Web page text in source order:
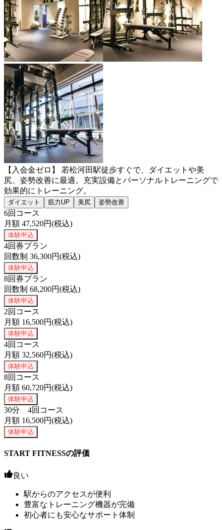
【入会金ゼロ】 若松河田駅徒歩すぐで、ダイエットや美
尻、姿勢改善に最適。充実設備とパーソナルトレーニングで
効果的にトレーニング。
ダイエット 筋力UP 美尻 姿勢改善
6回コース
月額 47,520円(税込)
体験申込
4回券プラン
回数制 36,300円(税込)
体験申込
8回券プラン
回数制 68,200円(税込)
体験申込
2回コース
月額 16,500円(税込)
体験申込
4回コース
月額 32,560円(税込)
体験申込
8回コース
月額 60,720円(税込)
体験申込
30分 4回コース
月額 16,500円(税込)
体験申込
START FITNESSの評価
良い
駅からのアクセスが便利
豊富なトレーニング機器が完備
初心者にも安心なサポート体制